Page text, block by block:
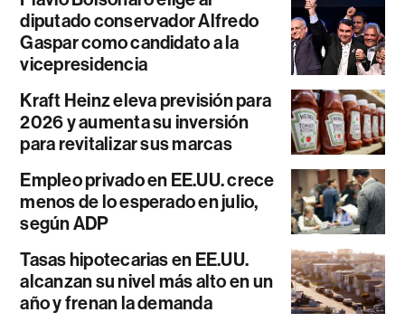
diputado conservador Alfredo
Gaspar como candidato a la
vicepresidencia
Kraft Heinz eleva previsión para
2026 y aumenta su inversión
para revitalizar sus marcas
Empleo privado en EE.UU. crece
menos de lo esperado en julio,
según ADP
Tasas hipotecarias en EE.UU.
alcanzan su nivel más alto en un
año y frenan la demanda